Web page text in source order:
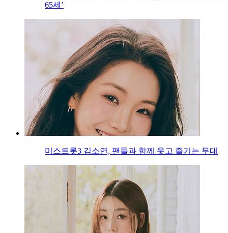
65세’
미스트롯3 김소연, 팬들과 함께 웃고 즐기는 무대